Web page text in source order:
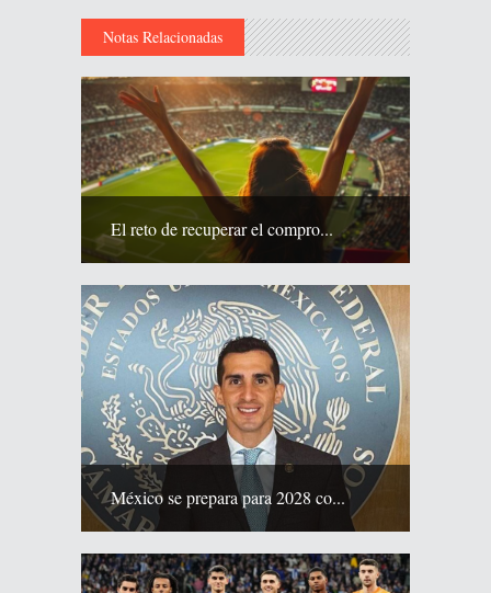
Notas Relacionadas
El reto de recuperar el compro...
México se prepara para 2028 co...